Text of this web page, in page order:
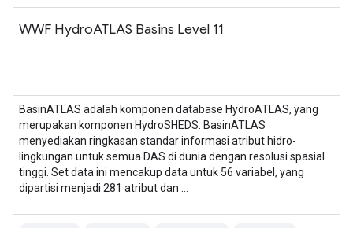
WWF HydroATLAS Basins Level 11
BasinATLAS adalah komponen database HydroATLAS, yang
merupakan komponen HydroSHEDS. BasinATLAS
menyediakan ringkasan standar informasi atribut hidro-
lingkungan untuk semua DAS di dunia dengan resolusi spasial
tinggi. Set data ini mencakup data untuk 56 variabel, yang
dipartisi menjadi 281 atribut dan …